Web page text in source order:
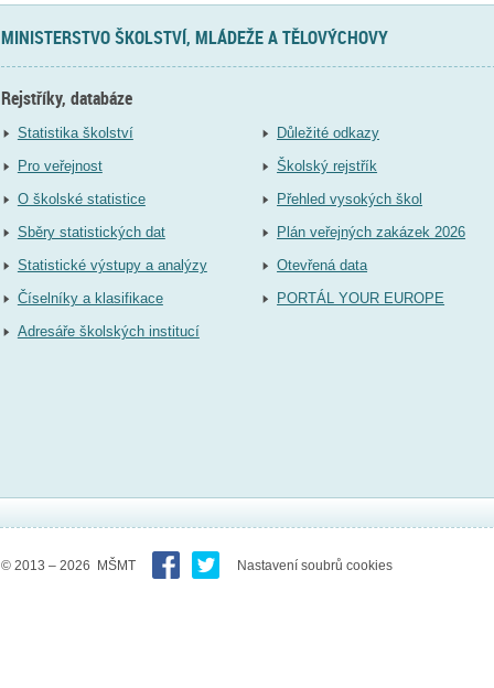
MINISTERSTVO ŠKOLSTVÍ, MLÁDEŽE A TĚLOVÝCHOVY
Rejstříky, databáze
Statistika školství
Pro veřejnost
O školské statistice
Sběry statistických dat
Statistické výstupy a analýzy
Číselníky a klasifikace
Adresáře školských institucí
Důležité odkazy
Školský rejstřík
Přehled vysokých škol
Plán veřejných zakázek 2026
Otevřená data
PORTÁL YOUR EUROPE
© 2013 – 2026 MŠMT Nastavení soubrů cookies